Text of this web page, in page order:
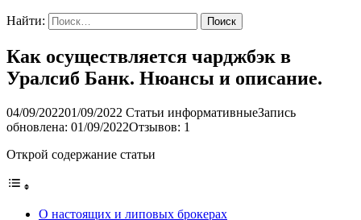
Найти:
Как осуществляется чарджбэк в
Уралсиб Банк. Нюансы и описание.
04/09/202201/09/2022 Статьи информативныеЗапись
обновлена: 01/09/2022Отзывов: 1
Открой содержание статьи
О настоящих и липовых брокерах